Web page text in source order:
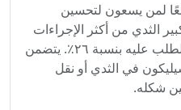
لمن يسعون لتحسين
٢٠٢٣، ظل تكبير الثدي من أكثر الإجراءات
رواجًا، على الرغم من انخفاض الطلب عليه بنسبة ٢٦٪. يتضمن
في الثدي أو نقل
شكله.